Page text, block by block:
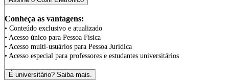
Conheça as vantagens:
• Conteúdo exclusivo e atualizado
• Acesso único para Pessoa Física
• Acesso multi-usuários para Pessoa Jurídica
• Acesso especial para professores e estudantes universitários